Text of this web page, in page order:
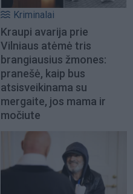
Kriminalai
Kraupi avarija prie
Vilniaus atėmė tris
brangiausius žmones:
pranešė, kaip bus
atsisveikinama su
mergaite, jos mama ir
močiute